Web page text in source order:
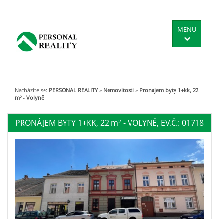
MENU
Nacházíte se: PERSONAL REALITY » Nemovitosti » Pronájem byty 1+kk, 22
m² - Volyně
PRONÁJEM BYTY 1+KK, 22 m²- VOLYNĚ, EV.Č.: 01718